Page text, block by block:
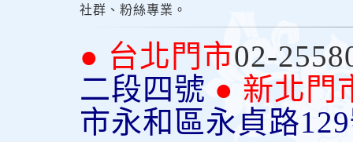
社群、粉絲專業。
● 台北門市02-
二段四號 ● 新北門
市永和區永貞路